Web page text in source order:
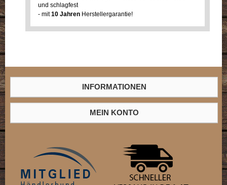
und schlagfest
- mit10 Jahren Herstellergarantie!
INFORMATIONEN
MEIN KONTO